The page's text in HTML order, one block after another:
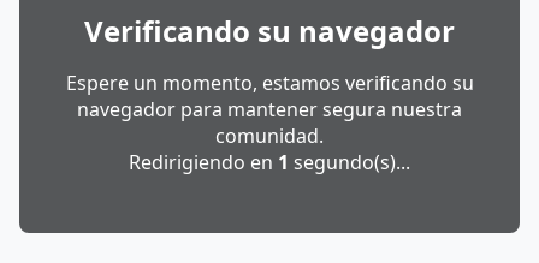
Verificando su navegador
Espere un momento, estamos verificando su
navegador para mantener segura nuestra
comunidad.
Redirigiendo en 1 segundo(s)...